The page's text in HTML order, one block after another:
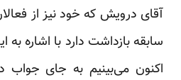
آقای درویش که خود نیز از
سابقه بازداشت دارد با اشاره
اکنون می‌بینیم به جای جواب